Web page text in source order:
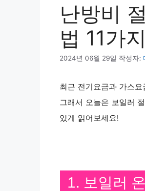
난방비
법 11가지
2024년 06월 29일 작성자:
최근 전기요금과 가스
그래서 오늘은 보일러
있게 읽어보세요!
1. 보일러